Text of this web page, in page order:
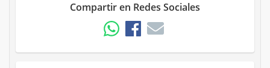
Compartir en Redes Sociales